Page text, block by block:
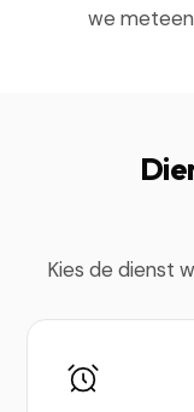
we
Kies de dienst